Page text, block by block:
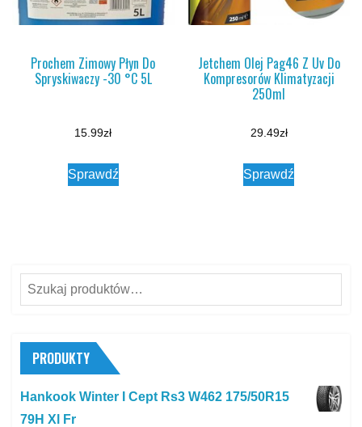
Prochem Zimowy Płyn Do
Spryskiwaczy -30 °C 5L
15.99zł
Sprawdź
Jetchem Olej Pag46 Z Uv Do
Kompresorów Klimatyzacji
250ml
29.49zł
Sprawdź
Szukaj:
PRODUKTY
Hankook Winter I Cept Rs3 W462 175/50R15
79H Xl Fr